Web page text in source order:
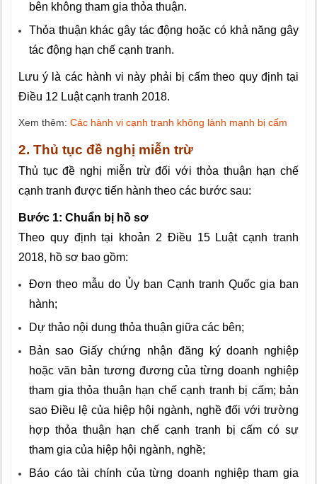
bên không tham gia thỏa thuận.
Thỏa thuận khác gây tác động hoặc có khả năng gây
tác động hạn chế cạnh tranh.
Lưu ý là các hành vi này phải bị cấm theo quy định tại
Điều 12 Luật cạnh tranh 2018.
Xem thêm: Các hành vi cạnh tranh không lành mạnh bị cấm
2. Thủ tục đề nghị miễn trừ
Thủ tục đề nghị miễn trừ đối với thỏa thuận hạn chế
cạnh tranh được tiến hành theo các bước sau:
Bước 1: Chuẩn bị hồ sơ
Theo quy định tại khoản 2 Điều 15 Luật cạnh tranh
2018, hồ sơ bao gồm:
Đơn theo mẫu do Ủy ban Cạnh tranh Quốc gia ban
hành;
Dự thảo nội dung thỏa thuận giữa các bên;
Bản sao Giấy chứng nhận đăng ký doanh nghiệp
hoặc văn bản tương đương của từng doanh nghiệp
tham gia thỏa thuận hạn chế cạnh tranh bị cấm; bản
sao Điều lệ của hiệp hội ngành, nghề đối với trường
hợp thỏa thuận hạn chế cạnh tranh bị cấm có sự
tham gia của hiệp hội ngành, nghề;
Báo cáo tài chính của từng doanh nghiệp tham gia